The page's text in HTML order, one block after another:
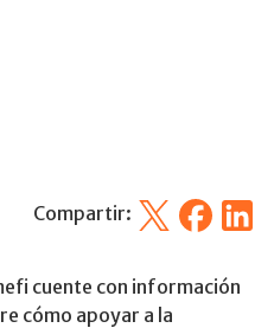
Compartir: X Facebook
cuente con información
cómo apoyar a la